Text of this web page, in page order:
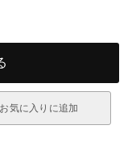
お気に入りに追加